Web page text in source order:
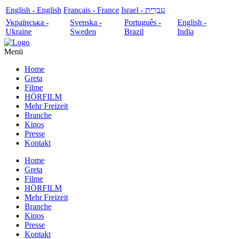
English - English Français - France
עִבְרִית - Israel
Українська -
Ukraine
Svenska -
Sweden
Português -
Brazil
English -
India
Menü
Home
Greta
Filme
HÖRFILM
Mehr Freizeit
Branche
Kinos
Presse
Kontakt
Home
Greta
Filme
HÖRFILM
Mehr Freizeit
Branche
Kinos
Presse
Kontakt